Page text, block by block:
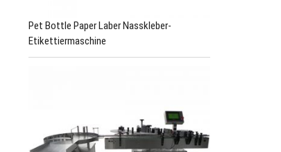
Pet Bottle Paper Laber Nasskleber-
Etikettiermaschine